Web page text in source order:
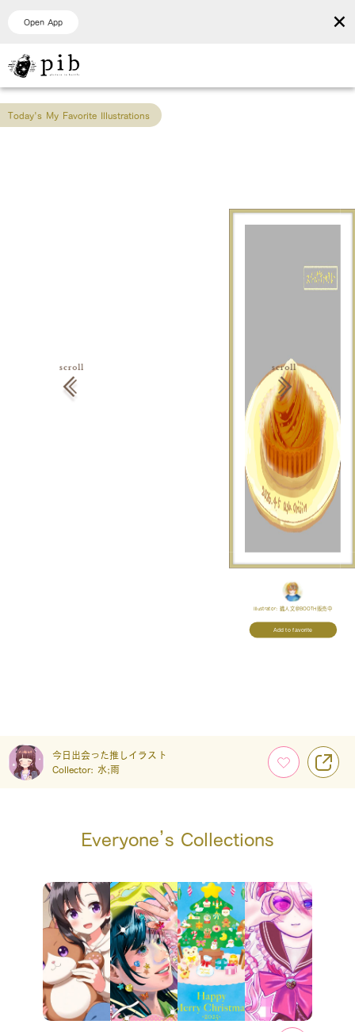
Open App ×
Today's My Favorite Illustrations
Illustrator: 織人文＠BOOTH販売中
Add to favorite
今日出会った推しイラスト
Collector: 水;雨
Everyone’s Collections